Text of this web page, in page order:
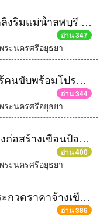
โครงการก่อสร้างเขื่อนป้องกันตลิ่งริมแม่น้ำลพบุรี หมู่ที่ 4 ตำบลบ้านใหม่ อำเภอบ่้านแพรก จังหวัดพระนครศรีอยุธยา ความยาวไม่น้อยกว่า 450 เมตร
อ่าน 347
ระนครศรีอยุธยา
ซื้อครุภัณฑ์สำรวจอากาศยานไร้คนขับพร้อมโปรแกรมประมวลผลเพื่อจัดทำแผนที่ภาพถ่ายทางอากาศ จำนวน 1 ชุด
อ่าน 344
ระนครศรีอยุธยา
ยกเลิกประกาศประกวดราคาจ้างก่อสร้างเขื่อนป้องกันตลิ่งริมแม่น้ำป่าสัก บริเวณหมู่ที่ 12 ตำบลกะมัง อำเภอพระนครศรีอยุธยา จังหวัดพระนครศรีอยุธยา ความยาวไม่น้อยกว่า 80 เมตร ด้วยวิธีประกวดราคาอิเล็กทรอนิกส์ (e-bidding)
อ่าน 400
ระนครศรีอยุธยา
ประกาศผู้ชนะการเสนอราคาประกวดราคาจ้างเขื่อนป้องกันตลิ่งริมแม่น้ำน้อย บริเวณวัดโรงนาราชศรัทธาธรรม ตำบลน้ำเต้า อำเภอบางบาล จังหวัดพระนครศรีอยุธยา ความยาวไม่น้อยกว่า 100 เมตร ด้วยวิธีประกวดราคาอิเล็กทรอนิกส์ (e-bidding)
อ่าน 386